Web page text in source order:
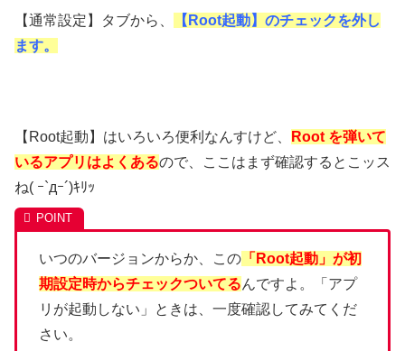
【通常設定】タブから、 【 Root起動】のチェックを外し
ます。
【Root起動】はいろいろ便利なんすけど、
Root を弾いて
いるアプリはよくあるので、ここはまず確認するとこッス
ね( ｰ`дｰ´)ｷﾘｯ
いつのバージョンからか、この 「Root起動」が初
期設定時からチェックついてるんですよ。「アプ
リが起動しない」ときは、一度確認してみてくだ
さい。